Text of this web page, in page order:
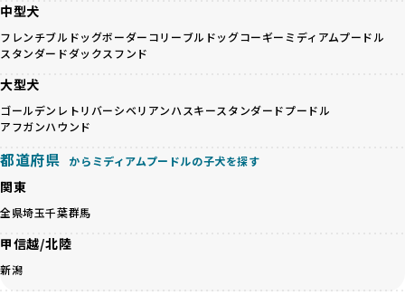
BreederFamiliesはその姿勢が評価され、寄付が実現してい
ます。この活動により、保護が必要なワンちゃんの救済や保
護活動の支援にも貢献しています。
でなく、すべてのワンちゃんに優しい未来を創るための大き
な一歩です。ユーザーの皆さんがBreederFamiliesを通じて
子犬をお迎えすることで、こうした社会貢献活動を間接的に
支えることができます。
BreederFamiliesに登録されているブリーダーは、子犬が心
身ともに健康に育つための環境づくりに全力を注いでいま
遺伝的なリスクを最小限に抑えた繁殖計画、栄養バランスが
考えられた食事、子犬がのびのびと動ける適度な運動環境、
す。
営利優先ブリーダーは、このような流行や需要に応じて無理
な繁殖を行いがちです。小柄な母犬を繁殖に多用して体に負
ど、健康を犠牲にした管理がされることもあります。このよ
うな方法では、ワンちゃんの免疫力や体力が低下し、飼い主
にとっても将来的な医療費やケアの負担が増える恐れがあり
優良ブリーダーは、こうした流行に流されず、ワンちゃんの
健康を最優先に考えています。特に小さいワンちゃんやレア
し、飼い主にそのリスクについて丁寧に説明しています。食
事管理もしっかり行い、成長に必要な栄養を確保するなど、
「見た目以上に健康重視」の詳細はこちら
中型犬
フレンチブルドッグボーダーコリーブルドッグコーギー ミディアムプードル
スタンダードダックスフンド
大型犬
ゴールデンレトリバーシベリアンハスキースタンダードプードル
アフガンハウンド
都道府県 からミディアムプードルの子犬を探す
関東
全県埼玉千葉群馬
甲信越/北陸
新潟